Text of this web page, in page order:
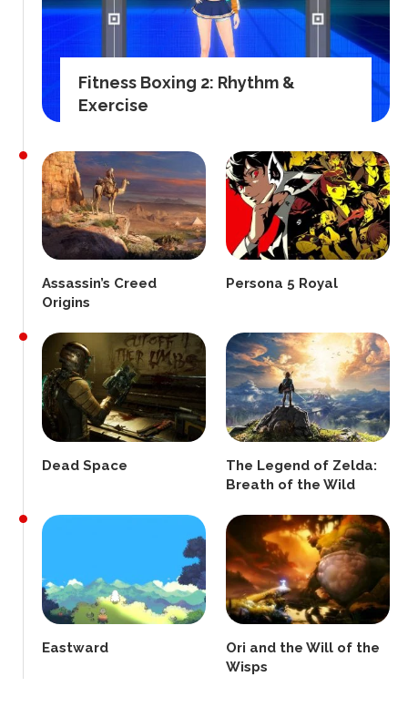
Fitness Boxing 2: Rhythm &
Exercise
Assassin’s Creed
Origins
Persona 5 Royal
Dead Space
The Legend of Zelda:
Breath of the Wild
Eastward
Ori and the Will of the
Wisps